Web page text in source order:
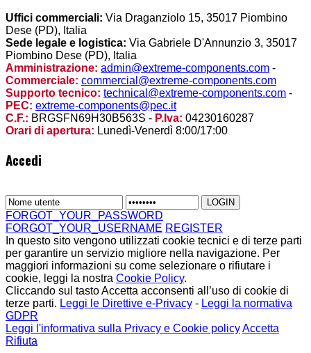
Uffici commerciali: Via Draganziolo 15, 35017 Piombino
Dese (PD), Italia
Sede legale e logistica: Via Gabriele D'Annunzio 3, 35017
Piombino Dese (PD), Italia
Amministrazione: admin@extreme-components.com -
Commerciale: commercial@extreme-components.com
Supporto tecnico: technical@extreme-components.com -
PEC: extreme-components@pec.it
C.F.: BRGSFN69H30B563S - P.Iva: 04230160287
Orari di apertura: Lunedì-Venerdì 8:00/17:00
Accedi
FORGOT_YOUR_PASSWORD
FORGOT_YOUR_USERNAME REGISTER
In questo sito vengono utilizzati cookie tecnici e di terze parti
per garantire un servizio migliore nella navigazione. Per
maggiori informazioni su come selezionare o rifiutare i
cookie, leggi la nostra Cookie Policy.
Cliccando sul tasto Accetta acconsenti all’uso di cookie di
terze parti. Leggi le Direttive e-Privacy - Leggi la normativa
GDPR
Leggi l'informativa sulla Privacy e Cookie policyAccetta
Rifiuta